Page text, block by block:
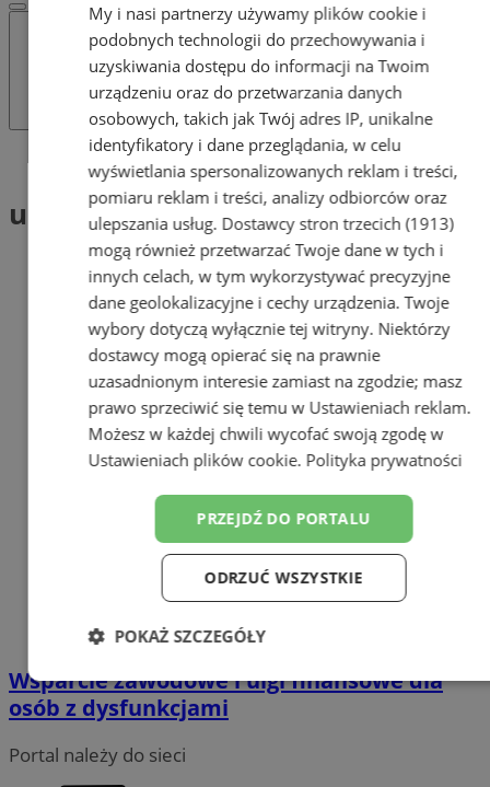
Tag: ulgi finansowe
ulgi finansowe (1)
Wsparcie zawodowe i ulgi finansowe dla
osób z dysfunkcjami
Portal należy do sieci
My i nasi partnerzy używamy plików cookie i
podobnych technologii do przechowywania i
uzyskiwania dostępu do informacji na Twoim
urządzeniu oraz do przetwarzania danych
osobowych, takich jak Twój adres IP, unikalne
identyfikatory i dane przeglądania, w celu
wyświetlania spersonalizowanych reklam i treści,
pomiaru reklam i treści, analizy odbiorców oraz
ulepszania usług. Dostawcy stron trzecich (1913)
mogą również przetwarzać Twoje dane w tych i
innych celach, w tym wykorzystywać precyzyjne
dane geolokalizacyjne i cechy urządzenia. Twoje
wybory dotyczą wyłącznie tej witryny. Niektórzy
dostawcy mogą opierać się na prawnie
uzasadnionym interesie zamiast na zgodzie; masz
prawo sprzeciwić się temu w Ustawieniach reklam.
Możesz w każdej chwili wycofać swoją zgodę w
Ustawieniach plików cookie. Polityka prywatności
PRZEJDŹ DO PORTALU
ODRZUĆ WSZYSTKIE
POKAŻ SZCZEGÓŁY
Niezbędne Wydajność Targetowanie
Funkcjonalność